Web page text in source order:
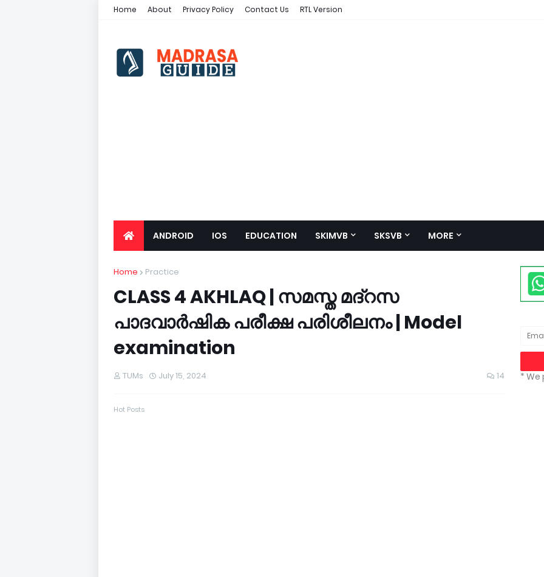
Home About Privacy Policy Contact Us RTL Version
ANDROID IOS EDUCATION SKIMVB SKSVB MORE
Home Practice
CLASS 4 AKHLAQ | സമസ്ത മദ്റസ
പാദവാർഷിക പരീക്ഷ പരിശീലനം | Model
examination
TUMs July 15, 2024 14
Hot Posts
*